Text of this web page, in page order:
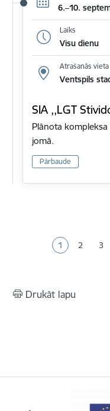
6.–10.
Laiks
Visu dienu
Atrašanās vieta
Ventspils
SIA ,,LGT
Plānota
jomā.
Pārbaude
Pašreizējā lapa
1 Lapa
2 Lapa
3
Drukāt lapu